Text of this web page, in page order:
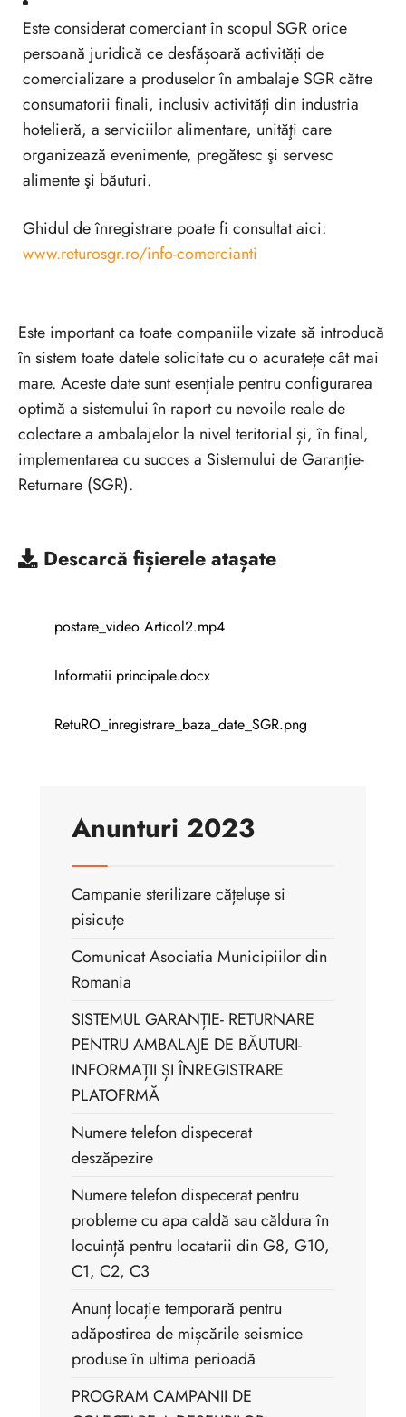
Este considerat comerciant în scopul SGR orice
persoană juridică ce desfășoară activităţi de
comercializare a produselor în ambalaje SGR către
consumatorii finali, inclusiv activități din industria
hotelieră, a serviciilor alimentare, unităţi care
organizează evenimente, pregătesc şi servesc
alimente şi băuturi.
Ghidul de înregistrare poate fi consultat aici:
www.returosgr.ro/info-comercianti
Este important ca toate companiile vizate să introducă
în sistem toate datele solicitate cu o acuratețe cât mai
mare. Aceste date sunt esențiale pentru configurarea
optimă a sistemului în raport cu nevoile reale de
colectare a ambalajelor la nivel teritorial și, în final,
implementarea cu succes a Sistemului de Garanție-
Returnare (SGR).
Descarcă fișierele atașate
postare_video Articol2.mp4
Informatii principale.docx
RetuRO_inregistrare_baza_date_SGR.png
Anunturi 2023
Campanie sterilizare cățelușe si
pisicuțe
Comunicat Asociatia Municipiilor din
Romania
SISTEMUL GARANȚIE- RETURNARE
PENTRU AMBALAJE DE BĂUTURI-
INFORMAȚII ȘI ÎNREGISTRARE
PLATOFRMĂ
Numere telefon dispecerat
deszăpezire
Numere telefon dispecerat pentru
probleme cu apa caldă sau căldura în
locuință pentru locatarii din G8, G10,
C1, C2, C3
Anunț locație temporară pentru
adăpostirea de mișcările seismice
produse în ultima perioadă
PROGRAM CAMPANII DE